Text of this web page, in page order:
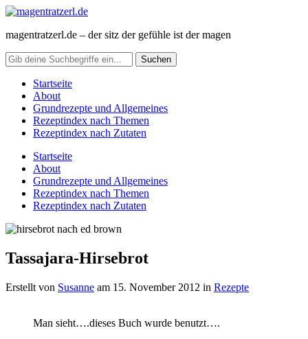
magentratzerl.de – der sitz der gefühle ist der magen
Startseite
About
Grundrezepte und Allgemeines
Rezeptindex nach Themen
Rezeptindex nach Zutaten
Startseite
About
Grundrezepte und Allgemeines
Rezeptindex nach Themen
Rezeptindex nach Zutaten
Tassajara-Hirsebrot
Erstellt von Susanne am 15. November 2012 in Rezepte
Man sieht….dieses Buch wurde benutzt….